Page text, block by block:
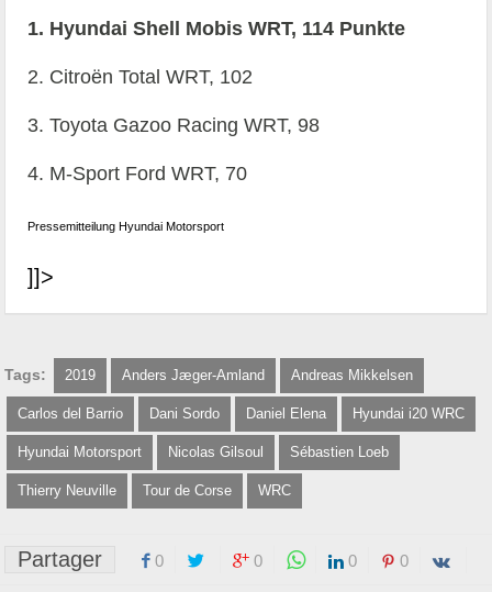
1. Hyundai Shell Mobis WRT, 114 Punkte
2. Citroën Total WRT, 102
3. Toyota Gazoo Racing WRT, 98
4. M-Sport Ford WRT, 70
Pressemitteilung Hyundai Motorsport
]]>
Tags: 2019 Anders Jæger-Amland Andreas Mikkelsen
Carlos del Barrio Dani Sordo Daniel Elena Hyundai i20 WRC
Hyundai Motorsport Nicolas Gilsoul Sébastien Loeb
Thierry Neuville Tour de Corse WRC
Partager 0 0 0 0